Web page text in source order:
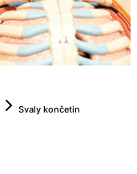
Svaly končetin